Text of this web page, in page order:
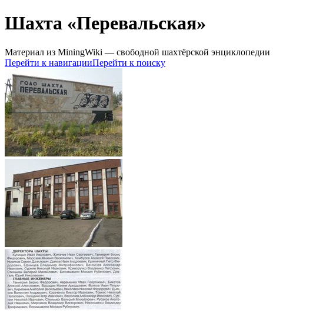
Шахта «Перевальская»
Материал из MiningWiki — свободной шахтёрской энциклопедии
Перейти к навигацииПерейти к поиску